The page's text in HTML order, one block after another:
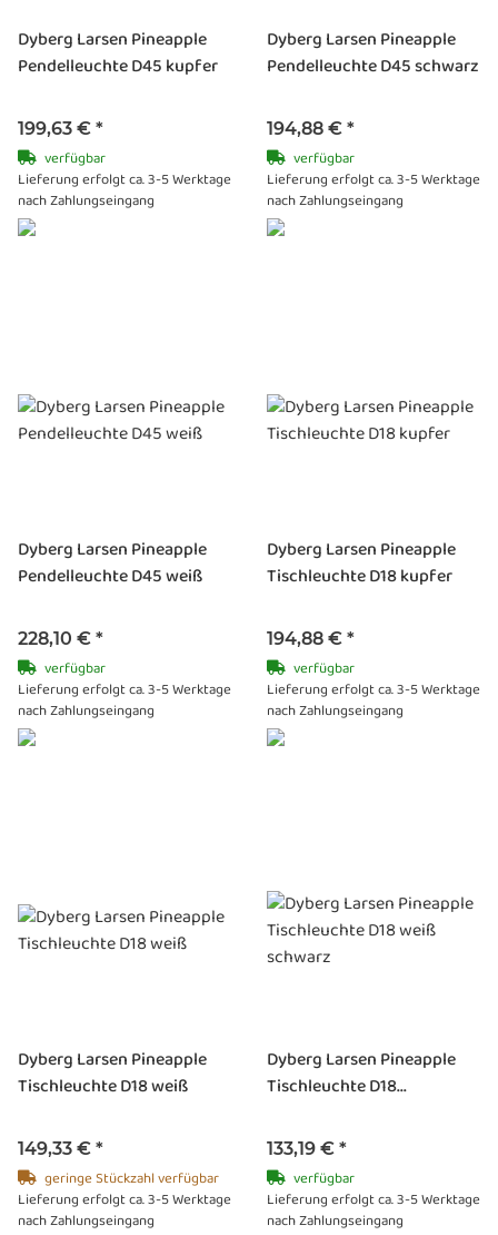
Dyberg Larsen Pineapple
Pendelleuchte D45 kupfer
199,63 € *
verfügbar
Lieferung erfolgt ca. 3-5 Werktage
nach Zahlungseingang
Dyberg Larsen Pineapple
Pendelleuchte D45 schwarz
194,88 € *
verfügbar
Lieferung erfolgt ca. 3-5 Werktage
nach Zahlungseingang
Dyberg Larsen Pineapple
Pendelleuchte D45 weiß
228,10 € *
verfügbar
Lieferung erfolgt ca. 3-5 Werktage
nach Zahlungseingang
Dyberg Larsen Pineapple
Tischleuchte D18 kupfer
194,88 € *
verfügbar
Lieferung erfolgt ca. 3-5 Werktage
nach Zahlungseingang
Dyberg Larsen Pineapple
Tischleuchte D18 weiß
149,33 € *
geringe Stückzahl verfügbar
Lieferung erfolgt ca. 3-5 Werktage
nach Zahlungseingang
Dyberg Larsen Pineapple
Tischleuchte D18...
133,19 € *
verfügbar
Lieferung erfolgt ca. 3-5 Werktage
nach Zahlungseingang